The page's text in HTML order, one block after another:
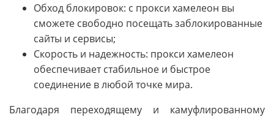
Обход блокировок: с прокси хамелеон вы
сможете свободно посещать заблокированные
сайты и сервисы;
Скорость и надежность: прокси хамелеон
обеспечивает стабильное и быстрое
соединение в любой точке мира.
Благодаря переходящему и камуфлированному